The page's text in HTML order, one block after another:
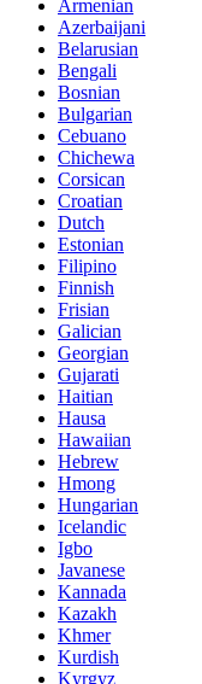
Armenian
Azerbaijani
Belarusian
Bengali
Bosnian
Bulgarian
Cebuano
Chichewa
Corsican
Croatian
Dutch
Estonian
Filipino
Finnish
Frisian
Galician
Georgian
Gujarati
Haitian
Hausa
Hawaiian
Hebrew
Hmong
Hungarian
Icelandic
Igbo
Javanese
Kannada
Kazakh
Khmer
Kurdish
Kyrgyz